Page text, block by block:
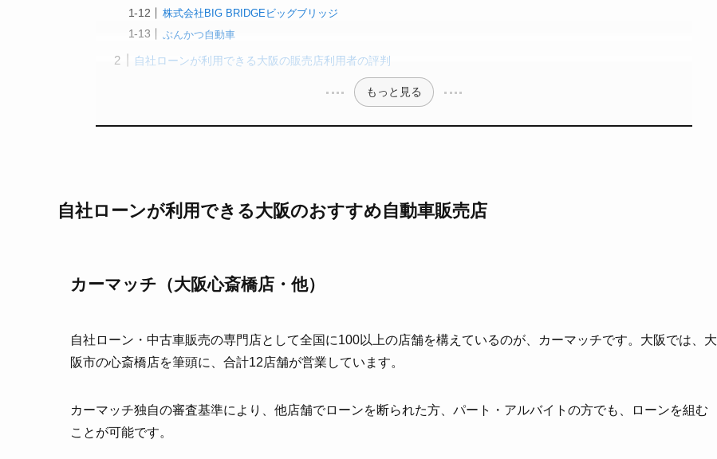
株式会社BIG BRIDGEビッグブリッジ
ぶんかつ自動車
自社ローンが利用できる大阪の販売店利用者の評判
もっと見る
自社ローンが利用できる大阪のおすすめ自動車販売店
カーマッチ（大阪心斎橋店・他）
自社ローン・中古車販売の専門店として全国に100以上の店舗を構えているのが、カーマッチです。大阪では、大
阪市の心斎橋店を筆頭に、合計12店舗が営業しています。
カーマッチ独自の審査基準により、他店舗でローンを断られた方、パート・アルバイトの方でも、ローンを組む
ことが可能です。